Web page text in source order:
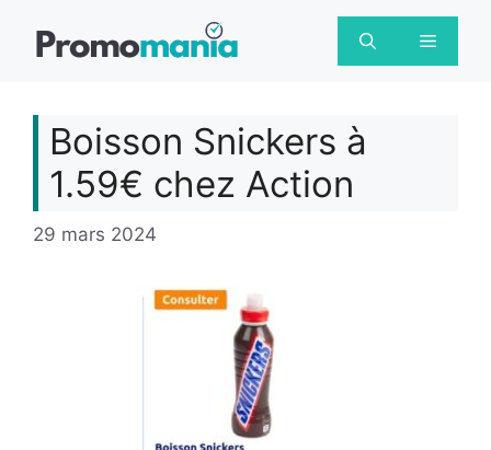
Menu
Boisson Snickers à
1.59€ chez Action
29 mars 2024